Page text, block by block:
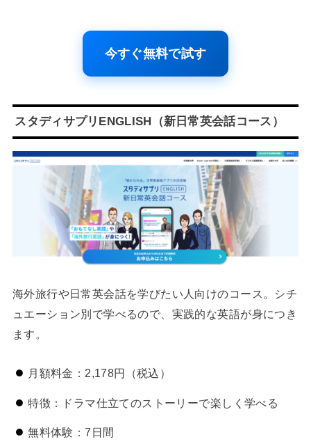
今すぐ無料で試す
スタディサプリENGLISH（新日常英会話コース）
海外旅行や日常英会話を学びたい人向けのコース。シチ
ュエーション別で学べるので、実践的な英語が身につき
ます。
月額料金：2,178円（税込）
特徴：ドラマ仕立てのストーリーで楽しく学べる
無料体験：7日間